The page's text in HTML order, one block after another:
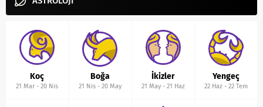
Koç
21 Mar -20 Nis
Boğa
21 Nis- 20 May
İkizler
21 May- 21 Haz
Yengeç
22 Haz- 22 Tem